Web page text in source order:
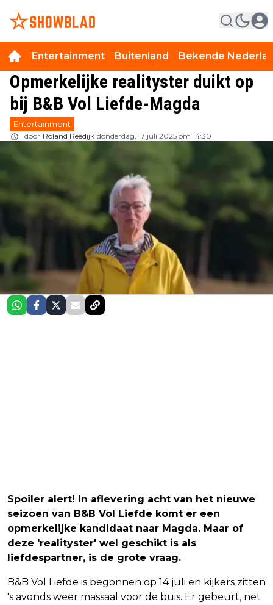
Entertainment Buitenland Bekende
Opmerkelijke realityster duikt op
bij B&B Vol Liefde-Magda
Entertainment
door Roland Reedijk donderdag, 17 juli 2025 om 14:30
Spoiler alert! In aflevering acht van het nieuwe
seizoen van B&B Vol Liefde komt er een
opmerkelijke kandidaat naar Magda. Maar of
deze 'realityster' wel geschikt is als
liefdespartner, is de grote vraag.
B&B Vol Liefde is begonnen op 14 juli en kijkers zitten
's avonds weer massaal voor de buis. Er gebeurt, net